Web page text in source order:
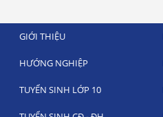
GIỚI THIỆU
HƯỚNG NGHIỆP
TUYỂN SINH LỚP 10